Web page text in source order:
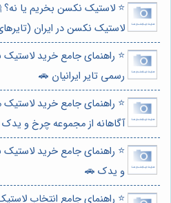
⭐️ لاستیک نکسن بخریم یا
لاستیک نکسن در ایران
رسمی تایر ایرانیان 🚗
⭐️ راهنمای جامع خرید
آگاهانه از مجموعه چرخ و
⭐️ راهنمای جامع خرید
و یدک 🚗
⭐️ راهنمای جامع انتخاب